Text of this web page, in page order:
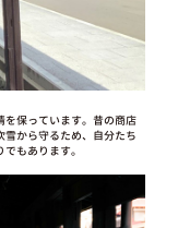
を保っています。昔の商店
から守るため、自分たち
もあります。